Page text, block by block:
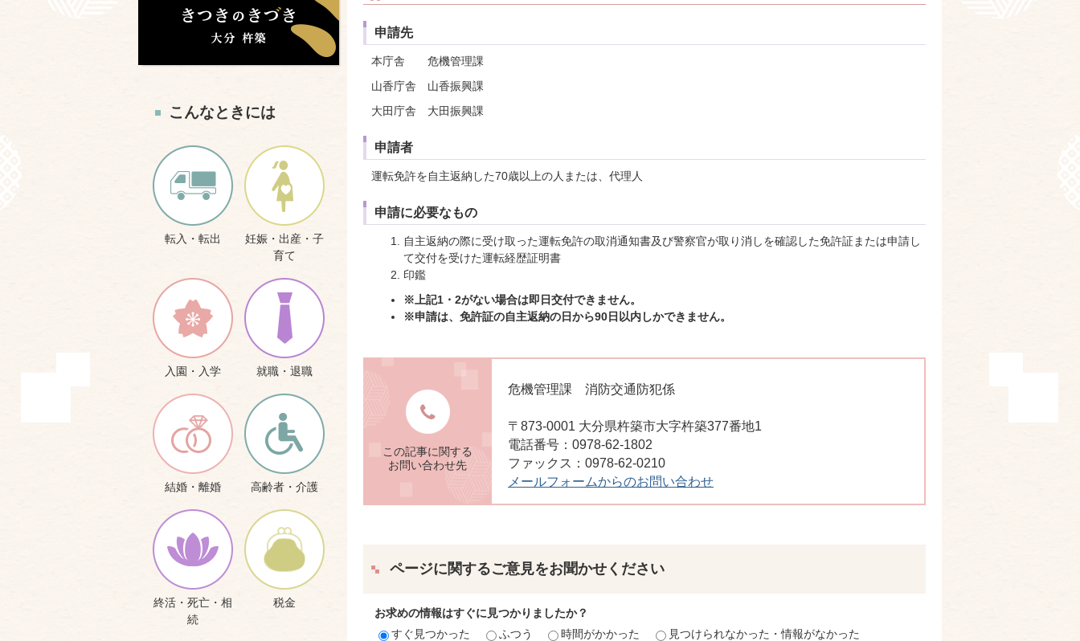
こんなときには
転入・転出
妊娠・出産・子
育て
入園・入学 就職・退職
結婚・離婚 高齢者・介護
終活・死亡・相
続
税金
申請先
本庁舎 危機管理課
山香庁舎 山香振興課
大田庁舎 大田振興課
申請者
運転免許を自主返納した70歳以上の人または、代理人
申請に必要なもの
自主返納の際に受け取った運転免許の取消通知書及び警察官が取り消しを確認した免許証または申請し
て交付を受けた運転経歴証明書
印鑑
※上記1・2がない場合は即日交付できません。
※申請は、免許証の自主返納の日から90日以内しかできません。
この記事に関する
お問い合わせ先
危機管理課 消防交通防犯係
〒873-0001 大分県杵築市大字杵築377番地1
電話番号：0978-62-1802
ファックス：0978-62-0210
メールフォームからのお問い合わせ
ページに関するご意見をお聞かせください
お求めの情報はすぐに見つかりましたか？
すぐ見つかった
ふつう 時間がかかった 見つけられなかった・情報がなかった